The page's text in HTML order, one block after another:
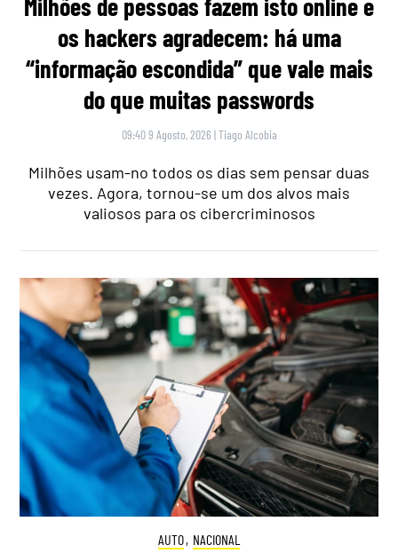
Milhões de pessoas fazem isto online e
os hackers agradecem: há uma
“informação escondida” que vale mais
do que muitas passwords
09:40 9 Agosto, 2026 |Tiago Alcobia
Milhões usam-no todos os dias sem pensar duas
vezes. Agora, tornou-se um dos alvos mais
valiosos para os cibercriminosos
AUTO, NACIONAL